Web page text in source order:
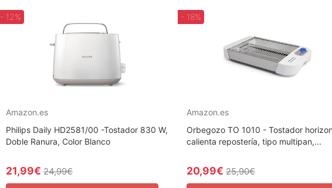
- 12%
Amazon.es
Philips Daily HD2581/00 -Tostador 830 W,
Doble Ranura, Color Blanco
21,99€ 24,99€
- 18%
Amazon.es
Orbegozo TO 1010 - Tostador
calienta repostería, tipo multipan,...
20,99€ 25,90€